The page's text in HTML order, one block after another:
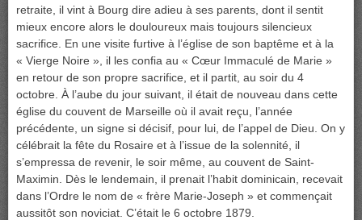
retraite, il vint à Bourg dire adieu à ses parents, dont il sentit
mieux encore alors le douloureux mais toujours silencieux
sacrifice. En une visite furtive à l’église de son baptême et à la
« Vierge Noire », il les confia au « Cœur Immaculé de Marie »
en retour de son propre sacrifice, et il partit, au soir du 4
octobre. À l’aube du jour suivant, il était de nouveau dans cette
église du couvent de Marseille où il avait reçu, l’année
précédente, un signe si décisif, pour lui, de l’appel de Dieu. On y
célébrait la fête du Rosaire et à l’issue de la solennité, il
s’empressa de revenir, le soir même, au couvent de Saint-
Maximin. Dès le lendemain, il prenait l’habit dominicain, recevait
dans l’Ordre le nom de « frère Marie-Joseph » et commençait
aussitôt son noviciat. C’était le 6 octobre 1879.